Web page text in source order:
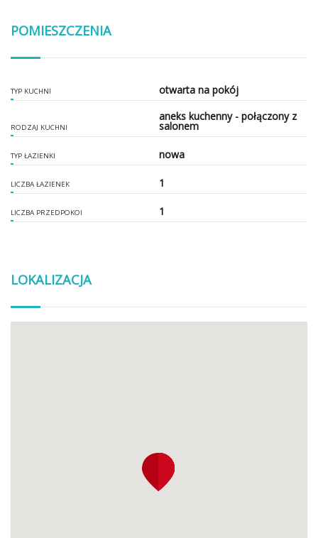
POMIESZCZENIA
TYP KUCHNI otwarta na pokój
RODZAJ KUCHNI
aneks kuchenny - połączony z
salonem
TYP ŁAZIENKI nowa
LICZBA ŁAZIENEK 1
LICZBA PRZEDPOKOI 1
LOKALIZACJA